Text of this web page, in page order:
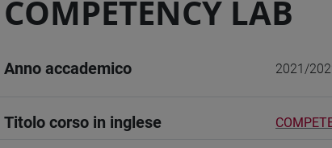
COMPETENCY LAB
Anno accademico 2021/
Titolo corso in inglese